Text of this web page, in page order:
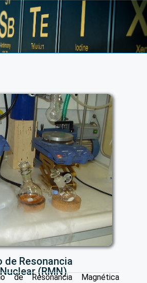
de Resonancia
(RMN)
de Resonancia Magnética